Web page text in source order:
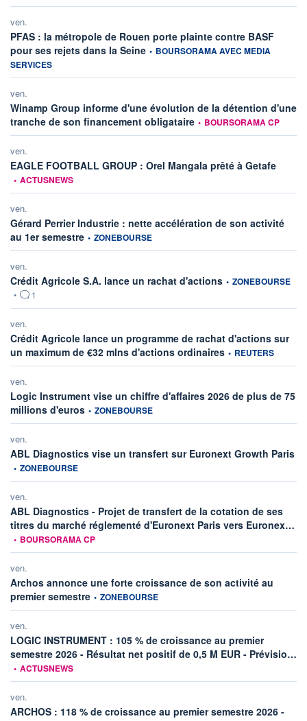
ven.
PFAS : la métropole de Rouen porte plainte contre BASF
pour ses rejets dans la Seine information fournie par
• BOURSORAMA AVEC MEDIA
SERVICES
ven.
Winamp Group informe d'une évolution de la détention d'une
tranche de son financement obligataire information fournie par
• BOURSORAMA CP
ven.
EAGLE FOOTBALL GROUP : Orel Mangala prêté à Getafe
• ACTUSNEWS
ven.
Gérard Perrier Industrie : nette accélération de son activité
au 1er semestre information fournie par
• ZONEBOURSE
ven.
Crédit Agricole S.A. lance un rachat d'actions information fournie par
• ZONEBOURSE
• 1
ven.
Crédit Agricole lance un programme de rachat d'actions sur
un maximum de €32 mlns d'actions ordinaires information fournie
• REUTERS
ven.
Logic Instrument vise un chiffre d'affaires 2026 de plus de 75
millions d'euros information fournie par
• ZONEBOURSE
ven.
ABL Diagnostics vise un transfert sur Euronext Growth Paris
• ZONEBOURSE
ven.
ABL Diagnostics - Projet de transfert de la cotation de ses
titres du marché réglementé d'Euronext Paris vers Euronex…
• BOURSORAMA CP
ven.
Archos annonce une forte croissance de son activité au
premier semestre information fournie par
• ZONEBOURSE
ven.
LOGIC INSTRUMENT : 105 % de croissance au premier
semestre 2026 - Résultat net positif de 0,5 M EUR - Prévisio…
• ACTUSNEWS
ven.
ARCHOS : 118 % de croissance au premier semestre 2026 -